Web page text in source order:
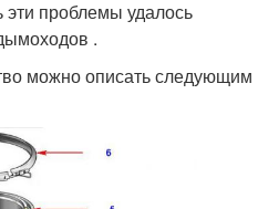
проблемы удалось
.
можно описать следующим